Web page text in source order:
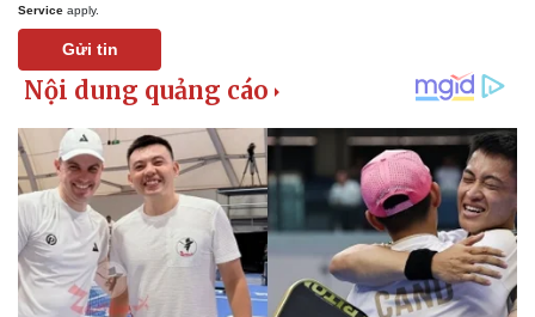
Service apply.
Gửi tin